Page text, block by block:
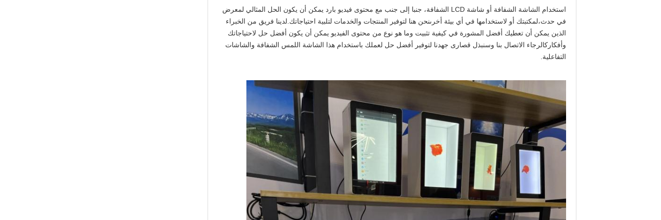
استخدام الشاشة الشفافة أو شاشة LCD الشفافة، جنبا إلى جنب مع محتوى فيديو بارد يمكن أن يكون الحل المثالي لمعرض
في حدث،لمكتبتك أو لاستخدامها في أي بيئة أخرىنحن هنا لتوفير المنتجات والخدمات لتلبية احتياجاتك.لدينا فريق من الخبراء
الذين يمكن أن تعطيك أفضل المشورة في كيفية تثبيت وما هو نوع من محتوى الفيديو يمكن أن يكون أفضل حل لاحتياجاتك
وأفكاركالرجاء الاتصال بنا وسنبذل قصارى جهدنا لتوفير أفضل حل لعملك باستخدام هذا الشاشة اللمس الشفافة والشاشات
التفاعلية.